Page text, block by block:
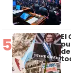
5 El